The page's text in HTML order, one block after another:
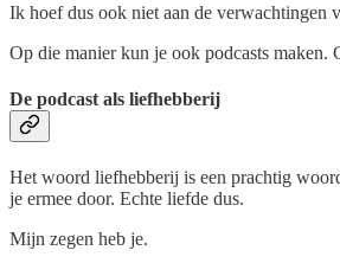
Ik hoef dus ook niet aan de
Op die manier kun je ook podcasts maken.
De podcast als liefhebberij
Het woord liefhebberij is een prachtig
je ermee door. Echte liefde dus.
Mijn zegen heb je.